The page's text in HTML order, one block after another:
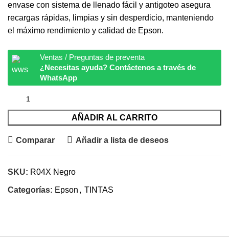
envase con sistema de llenado fácil y antigoteo asegura
recargas rápidas, limpias y sin desperdicio, manteniendo
el máximo rendimiento y calidad de Epson.
Ventas / Preguntas de preventa
¿Necesitas ayuda? Contáctenos a través de
WhatsApp
AÑADIR AL CARRITO
Comparar Añadir a lista de deseos
SKU: R04X Negro
Categorías: Epson , TINTAS